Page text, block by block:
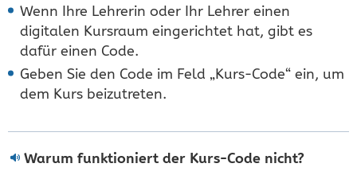
Wenn Ihre Lehrerin oder Ihr Lehrer einen
digitalen Kursraum eingerichtet hat, gibt es
dafür einen Code.
Geben Sie den Code im Feld „Kurs-Code“ ein, um
dem Kurs beizutreten.
Warum funktioniert der Kurs-Code nicht?